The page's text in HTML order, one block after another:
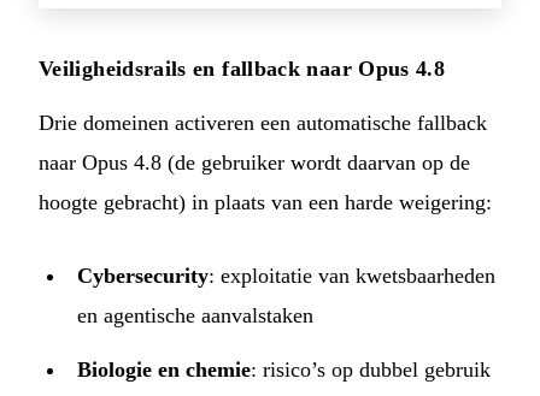
Veiligheidsrails en fallback naar Opus 4.8
Drie domeinen activeren een automatische fallback
naar Opus 4.8 (de gebruiker wordt daarvan op de
hoogte gebracht) in plaats van een harde weigering:
Cybersecurity: exploitatie van kwetsbaarheden
en agentische aanvalstaken
Biologie en chemie: risico’s op dubbel gebruik